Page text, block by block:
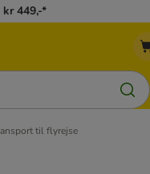
449,-*
til flyrejse